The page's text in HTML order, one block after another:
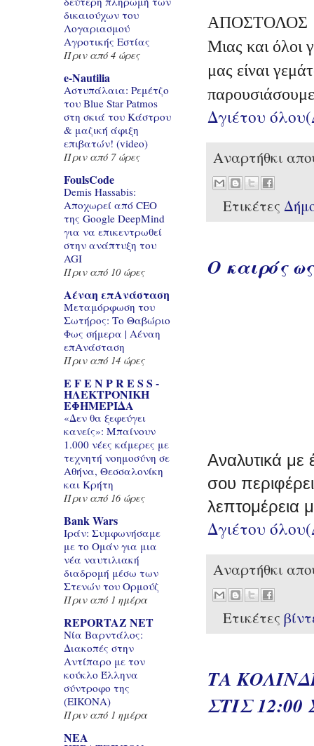
ΑΠΟΣΤΟΛΟΣ
Μιας και όλοι
μας είναι
Δγιέτου
Αναρτήθκι
Ετικέτες
Ο καιρός
Αναλυτικά με
σου
λεπτομέρεια
Δγιέτου
Αναρτήθκι
Ετικέτες
ΤΑ
ΣΤΙΣ 12:00
δικαιούχων του
Λογαριασμού
Αγροτικής Εστίας
Πριν από 4 ώρες
e-Nautilia
Αστυπάλαια: Ρεμέτζο
του Blue Star Patmos
στη σκιά του Κάστρου
& μαζική άφιξη
επιβατών! (video)
Πριν από 7 ώρες
FoulsCode
Demis Hassabis:
Αποχωρεί από CEO
της Google DeepMind
για να επικεντρωθεί
στην ανάπτυξη του
AGI
Πριν από 10 ώρες
Αέναη επΑνάσταση
Μεταμόρφωση του
Σωτήρος: Το Θαβώριο
Φως σήμερα | Αέναη
επΑνάσταση
Πριν από 14 ώρες
E F E N P R E S S -
ΗΛΕΚΤΡΟΝΙΚΗ
ΕΦΗΜΕΡΙΔΑ
«Δεν θα ξεφεύγει
κανείς»: Μπαίνουν
1.000 νέες κάμερες με
τεχνητή νοημοσύνη σε
Αθήνα, Θεσσαλονίκη
και Κρήτη
Πριν από 16 ώρες
Bank Wars
Ιράν: Συμφωνήσαμε
με το Ομάν για μια
νέα ναυτιλιακή
διαδρομή μέσω των
Στενών του Ορμούζ
Πριν από 1 ημέρα
REPORTAZ NET
Νία Βαρντάλος:
Διακοπές στην
Αντίπαρο με τον
κούκλο Έλληνα
σύντροφο της
(EIKONA)
Πριν από 1 ημέρα
ΝΕΑ